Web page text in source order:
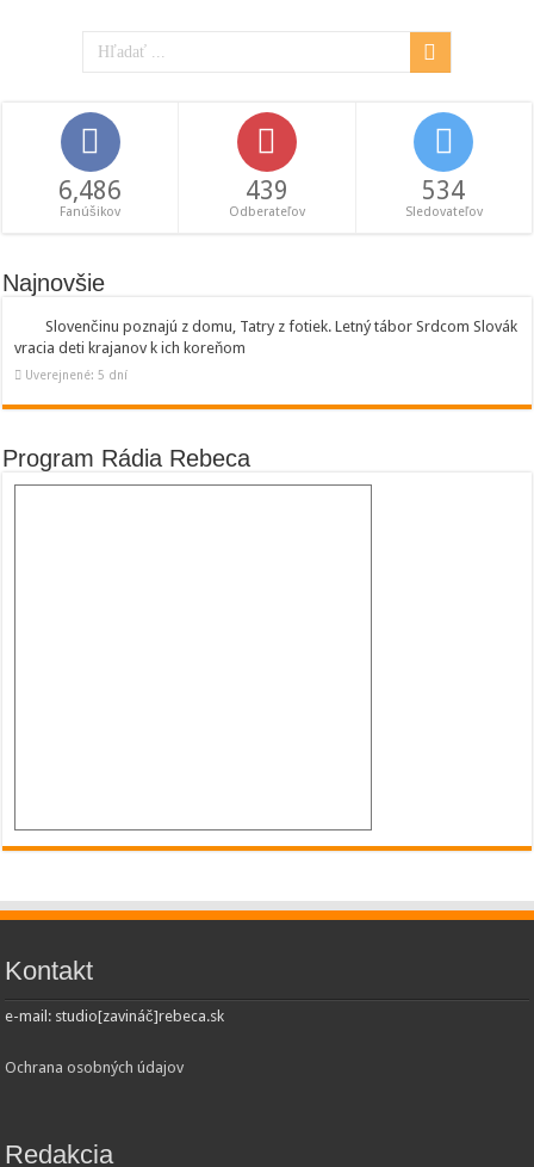
6,486
Fanúšikov
439
Odberateľov
534
Sledovateľov
Najnovšie
Slovenčinu poznajú z domu, Tatry z fotiek. Letný tábor Srdcom Slovák
vracia deti krajanov k ich koreňom
Uverejnené: 5 dní
Program Rádia Rebeca
Kontakt
e-mail: studio[zavináč]rebeca.sk
Ochrana osobných údajov
Redakcia